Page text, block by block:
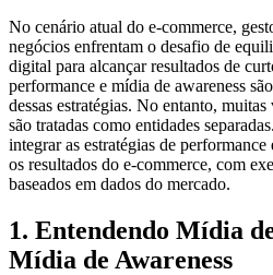
No cenário atual do e-commerce,
negócios enfrentam o desafio de
digital para alcançar resultados de
performance e mídia de awareness
dessas estratégias. No entanto, muitas
são tratadas como entidades
integrar as estratégias de
os resultados do e-commerce, com
baseados em dados do mercado.
1. Entendendo Mídia
Mídia de Awareness